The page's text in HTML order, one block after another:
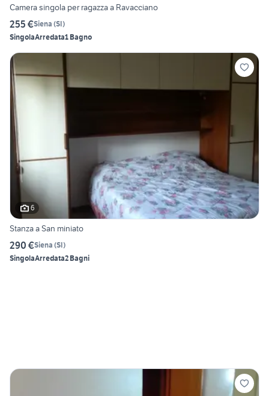
Camera singola per ragazza a Ravacciano
255 €Siena (SI)
SingolaArredata1 Bagno
6
Stanza a San miniato
290 €Siena (SI)
SingolaArredata2 Bagni